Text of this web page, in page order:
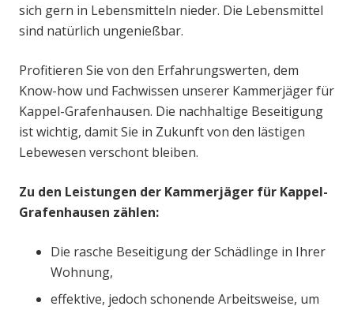
sich gern in Lebensmitteln nieder. Die Lebensmittel
sind natürlich ungenießbar.
Profitieren Sie von den Erfahrungswerten, dem
Know-how und Fachwissen unserer Kammerjäger für
Kappel-Grafenhausen. Die nachhaltige Beseitigung
ist wichtig, damit Sie in Zukunft von den lästigen
Lebewesen verschont bleiben.
Zu den Leistungen der Kammerjäger für Kappel-
Grafenhausen zählen:
Die rasche Beseitigung der Schädlinge in Ihrer
Wohnung,
effektive, jedoch schonende Arbeitsweise, um